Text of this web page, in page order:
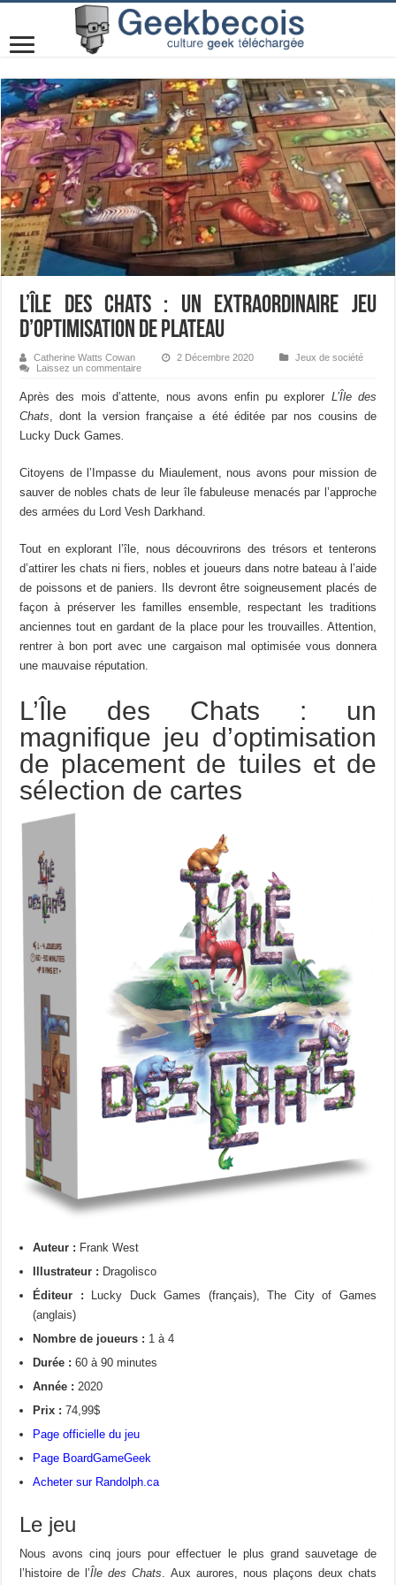
L’Île des Chats : un extraordinaire jeu
d’optimisation de plateau
Catherine Watts Cowan 2 Décembre 2020
Jeux de société
Laissez un commentaire
Après des mois d’attente, nous avons enfin pu explorer L’Île des
Chats , dont la version française a été éditée par nos cousins de
Lucky Duck Games
Citoyens de l’Impasse du Miaulement, nous avons pour mission de
sauver de nobles chats de leur île fabuleuse menacés par l’approche
des armées du Lord Vesh Darkhand.
Tout en explorant l’île, nous découvrirons des trésors et tenterons
d’attirer les chats ni fiers, nobles et joueurs dans notre bateau à l’aide
de poissons et de paniers. Ils devront être soigneusement placés de
façon à préserver les familles ensemble, respectant les traditions
anciennes tout en gardant de la place pour les trouvailles. Attention,
rentrer à bon port avec une cargaison mal optimisée vous donnera
une mauvaise réputation.
L’Île des Chats : un
magnifique jeu d’optimisation
de placement de tuiles et de
sélection de cartes
Auteur : Frank West
Illustrateur : Dragolisco
Éditeur :
Lucky Duck Games (français), The City of Games
(anglais)
Nombre de joueurs : 1 à 4
Durée :60 à 90 minutes
Année :2020
Prix :74,99$
Page officielle du jeu
Page BoardGameGeek
Acheter sur Randolph.ca
Le jeu
Nous avons cinq jours pour effectuer le plus grand sauvetage de
l’histoire de l’Île des Chats. Aux aurores, nous plaçons deux chats